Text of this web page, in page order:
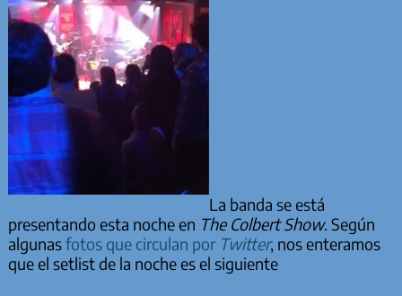
La banda se está
presentando esta noche en The Colbert Show. Según
algunasfotos que circulan por Twitter, nos enteramos
que el setlist de la noche es el siguiente